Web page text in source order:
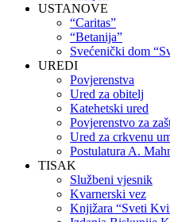
USTANOVE
“Caritas”
“Betanija”
Svećenički dom
UREDI
Povjerenstva
Ured za obitelj
Katehetski ured
Povjerenstvo za
Ured za crkvenu
Postulatura A.
TISAK
Službeni vjesnik
Kvarnerski vez
Knjižara “Sveti